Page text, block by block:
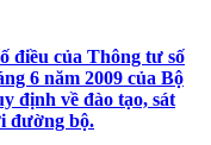
điều của Thông tư số
6 năm 2009 của Bộ
định về đào tạo, sát
đường bộ.